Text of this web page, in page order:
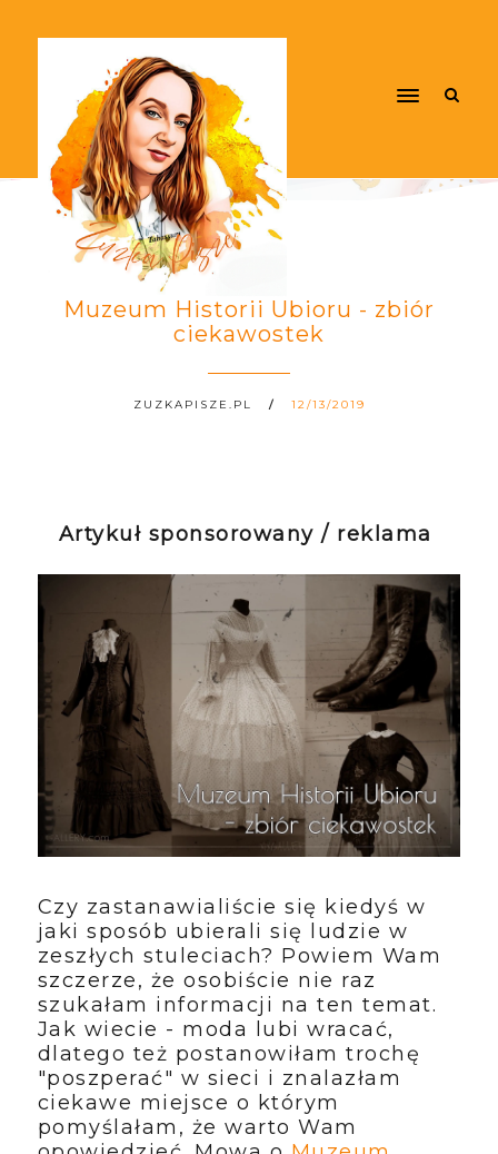
Muzeum Historii Ubioru - zbiór
ciekawostek
ZUZKAPISZE.PL 12/13/2019
Artykuł sponsorowany / reklama
Czy zastanawialiście się kiedyś w
jaki sposób ubierali się ludzie w
zeszłych stuleciach? Powiem Wam
szczerze, że osobiście nie raz
szukałam informacji na ten temat.
Jak wiecie - moda lubi wracać,
dlatego też postanowiłam trochę
"poszperać" w sieci i znalazłam
ciekawe miejsce o którym
pomyślałam, że warto Wam